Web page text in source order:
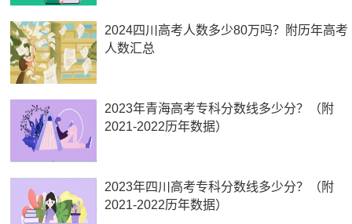
2024四川高考人数多少80万吗？附历年高考
人数汇总
2023年青海高考专科分数线多少分？（附
2021-2022历年数据）
2023年四川高考专科分数线多少分？（附
2021-2022历年数据）